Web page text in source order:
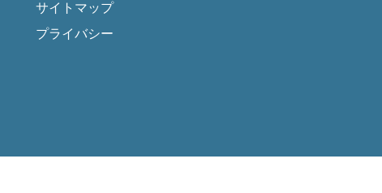
サイトマップ
プライバシー